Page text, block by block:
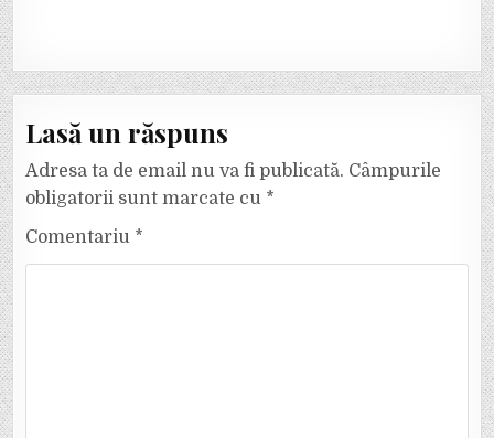
Lasă un răspuns
Adresa ta de email nu va fi publicată. Câmpurile
obligatorii sunt marcate cu *
Comentariu *